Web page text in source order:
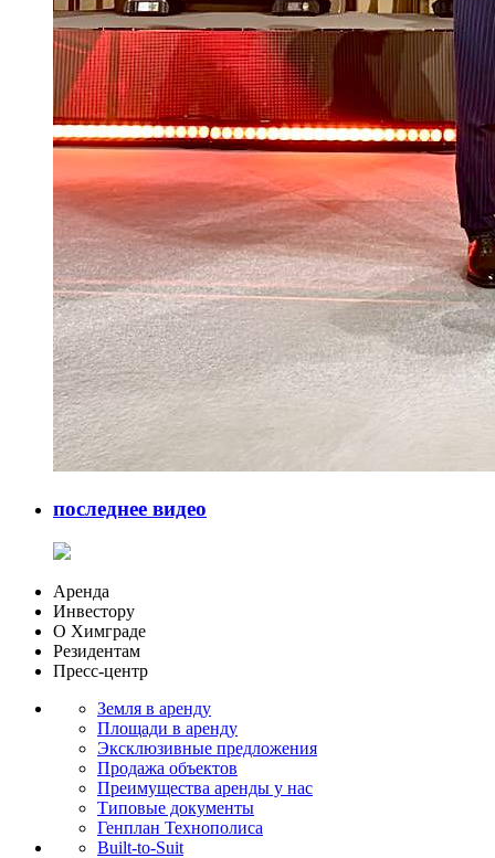
последнее видео
Аренда
Инвестору
О Химграде
Резидентам
Пресс-центр
Земля в аренду
Площади в аренду
Эксклюзивные предложения
Продажа объектов
Преимущества аренды у нас
Типовые документы
Генплан Технополиса
Built-to-Suit